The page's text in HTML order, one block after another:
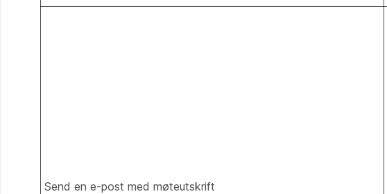
Send en e-post med møteutskrift